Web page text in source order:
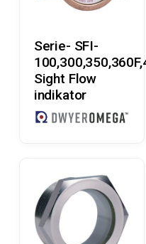
Serie- SFI-
Sight Flow
indikator